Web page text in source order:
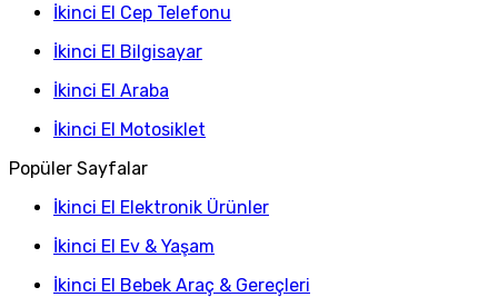
İkinci El Cep Telefonu
İkinci El Bilgisayar
İkinci El Araba
İkinci El Motosiklet
Popüler Sayfalar
İkinci El Elektronik Ürünler
İkinci El Ev & Yaşam
İkinci El Bebek Araç & Gereçleri